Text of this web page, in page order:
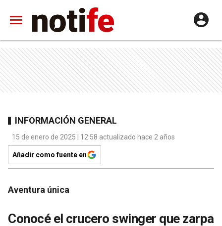
INFORMACIÓN GENERAL
15 de enero de 2025 | 12:58 actualizado hace 2 años
Añadir como fuente en
Aventura única
Conocé el crucero swinger que zarpa